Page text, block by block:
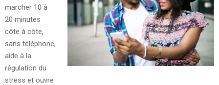
marcher 10 à
20 minutes
côte à côte,
sans téléphone,
aide à la
régulation du
stress et ouvre